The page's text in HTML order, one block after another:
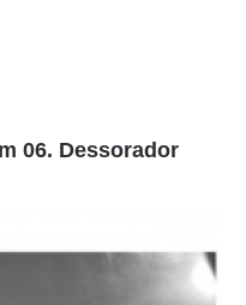
06. Dessorador